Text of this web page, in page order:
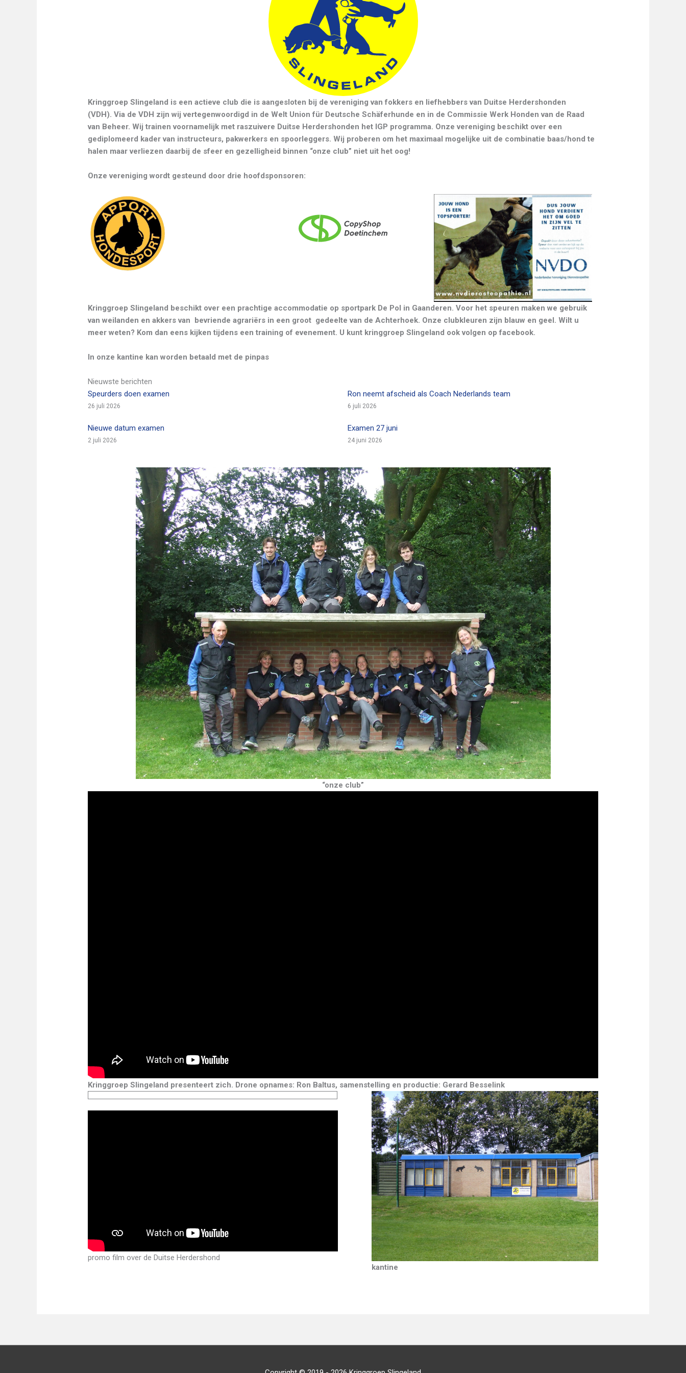
Kringgroep Slingeland is een actieve club die is aangesloten bij de vereniging van fokkers en liefhebbers van Duitse Herdershonden
(VDH). Via de VDH zijn wij vertegenwoordigd in de Welt Union für Deutsche Schäferhunde en in de Commissie Werk Honden van de Raad
van Beheer. Wij trainen voornamelijk met raszuivere Duitse Herdershonden het IGP programma. Onze vereniging beschikt over een
gediplomeerd kader van instructeurs, pakwerkers en spoorleggers. Wij proberen om het maximaal mogelijke uit de combinatie baas/hond te
halen maar verliezen daarbij de sfeer en gezelligheid binnen “onze club” niet uit het oog!
Onze vereniging wordt gesteund door drie hoofdsponsoren:
Kringgroep Slingeland beschikt over een prachtige accommodatie op sportpark De Pol in Gaanderen. Voor het speuren maken we gebruik
van weilanden en akkers van bevriende agrariërs in een groot gedeelte van de Achterhoek. Onze clubkleuren zijn blauw en geel. Wilt u
meer weten? Kom dan eens kijken tijdens een training of evenement. U kunt kringgroep Slingeland ook volgen op facebook.
In onze kantine kan worden betaald met de pinpas
Nieuwste berichten
Speurders doen examen
26 juli 2026
Ron neemt afscheid als Coach Nederlands team
6 juli 2026
Nieuwe datum examen
2 juli 2026
Examen 27 juni
24 juni 2026
“onze club”
Kringgroep Slingeland presenteert zich. Drone opnames: Ron Baltus, samenstelling en productie: Gerard Besselink
promo film over de Duitse Herdershond
kantine